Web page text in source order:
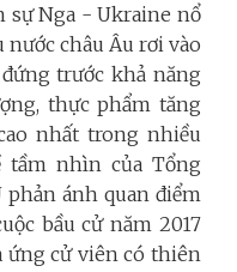
sự Nga - Ukraine nổ
châu Âu rơi vào
trước khả năng
thực phẩm tăng
nhất trong nhiều
tầm nhìn của Tổng
phản ánh quan điểm
bầu cử năm 2017
cử viên có thiên